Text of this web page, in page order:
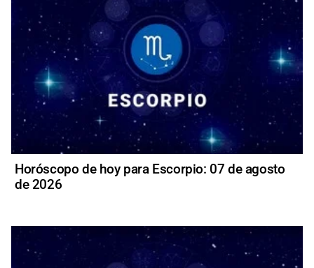
Horóscopo de hoy para Escorpio: 07 de agosto
de 2026